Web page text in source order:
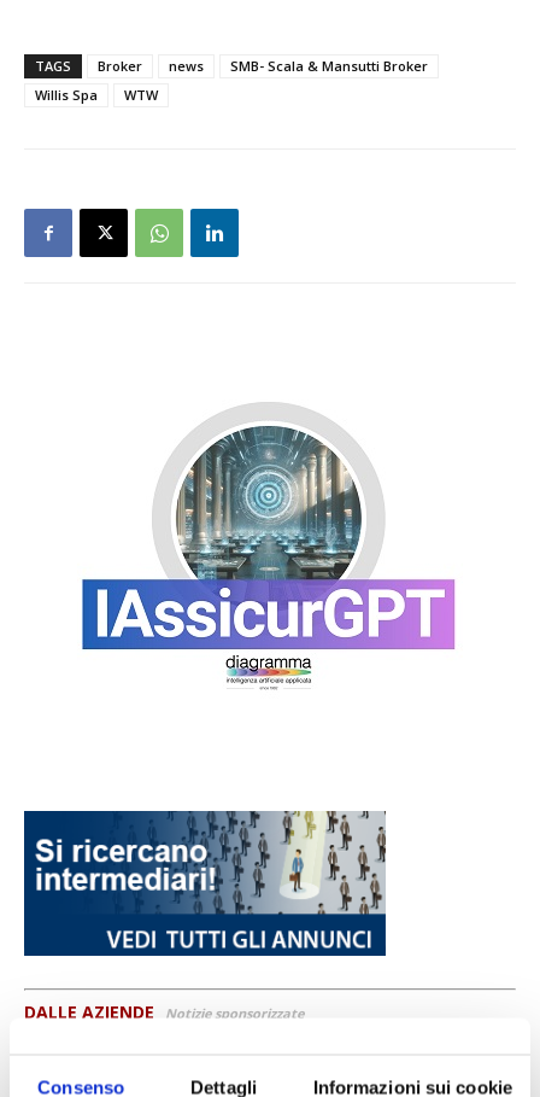
Consenso Dettagli Informazioni sui cookie
TAGS Broker news
SMB- Scala & Mansutti Broker
Willis Spa
WTW
DALLE AZIENDE Notizie sponsorizzate
partecipazione alla Convention degli